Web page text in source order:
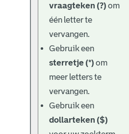
vraagteken (?) om
één letter te
vervangen.
Gebruik een
sterretje (*) om
meer letters te
vervangen.
Gebruik een
dollarteken ($)